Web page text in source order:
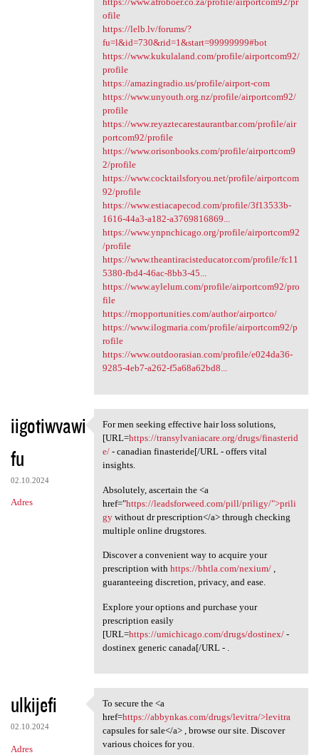
ofile
https://lelb.lv/forums/?
fu=l&id=730&rid=1&start=99999999#bot
https://www.kukulaland.com/profile/airportcom92/
profile
https://amazingradio.us/profile/airport-com
https://www.unyouth.org.nz/profile/airportcom92/
profile
https://www.reyaztecarestaurantbar.com/profile/air
portcom92/profile
https://www.orisonbooks.com/profile/airportcom9
2/profile
https://www.cocktailsforyou.net/profile/airportcom
92/profile
https://www.estiacapecod.com/profile/3f13533b-
1616-44a3-a182-a3769816869...
https://www.ynpnchicago.org/profile/airportcom92
/profile
https://www.theantiracisteducator.com/profile/fc11
5380-fbd4-46ac-8bb3-45...
https://www.aylelum.com/profile/airportcom92/pro
file
https://rnopportunities.com/author/airportco/
https://www.ilogmaria.com/profile/airportcom92/p
rofile
https://www.outdoorasian.com/profile/e024da36-
9285-4eb7-a262-f5a68a62bd8...
iigotiwvawi
fu
02.10.2024
Adres
For men seeking effective
For men seeking effective hair loss solutions,
[URL=https://transylvaniacare.org/drugs/finasterid
e/- canadian finasteride[/URL - offers vital
insights.
Absolutely, ascertain the <a
href="https://leadsforweed.com/pill/priligy/">prili
gywithout dr prescription</a> through checking
multiple online drugstores.
Discover a convenient way to acquire your
prescription with https://bhtla.com/nexium/,
guaranteeing discretion, privacy, and ease.
Explore your options and purchase your
prescription easily
[URL=https://umichicago.com/drugs/dostinex/-
dostinex generic canada[/URL - .
ulkijefi
02.10.2024
Adres
To secure the <a href=https:/
To secure the <a
href=https://abbynkas.com/drugs/levitra/>levitra
capsules for sale</a> , browse our site. Discover
various choices for you.